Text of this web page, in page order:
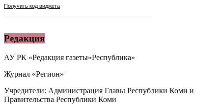
Редакция
АУ РК «Редакция газеты»Республика»
Журнал «Регион»
Учредители: Администрация Главы Республики Коми и
Правительства Республики Коми